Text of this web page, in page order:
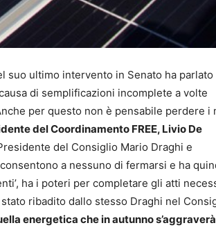
suo ultimo intervento in Senato ha parlato
di semplificazioni incomplete a volte
per questo non è pensabile perdere i
del Coordinamento FREE, Livio De
del Consiglio Mario Draghi e
a nessuno di fermarsi e ha
ha i poteri per completare gli atti
ribadito dallo stesso Draghi nel
energetica che in autunno s’aggraverà